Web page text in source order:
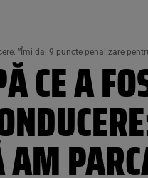
”Îmi dai 9 puncte penalizare
CE A